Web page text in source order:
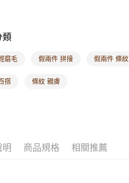
類
磨毛 假兩件 拼接 假兩件 條紋
搭 條紋 親膚
明 商品規格 相關推薦